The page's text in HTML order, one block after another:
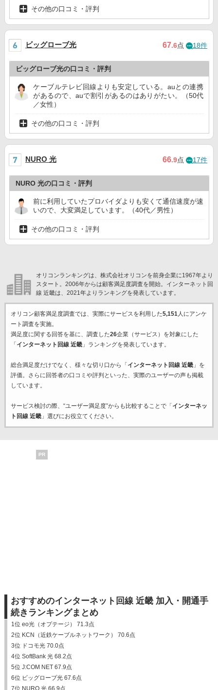
その他の口コミ・評判
ビッグローブ光 67.6点 18件
ビッグローブ光の口コミ・評判
ケーブルテレビ回線よりも安定している。auとの連携
があるので、auで割引があるのはありがたい。（50代
／女性）
その他の口コミ・評判
NURO 光 66.9点 17件
NURO 光の口コミ・評判
前に利用していたプロバイダよりも安くて通信速度が速
いので、大変満足しています。（40代／男性）
その他の口コミ・評判
オリコンランキングは、株式会社オリコンを前身企業に1967年より
スタート。2006年からは顧客満足度調査を開始。インターネット回
線 近畿は、2021年よりランキングを発表しています。
オリコン顧客満足度調査では、実際にサービスを利用した5,151人にアンケ
ート調査を実施。
満足度に関する回答を基に、調査した26企業（サービス）を対象にした
「インターネット回線 近畿」ランキングを発表しています。
総合満足度だけでなく、様々な切り口から「インターネット回線 近畿」を
評価。さらに回答者の口コミや評判といった、実際のユーザーの声も掲載
しています。
サービス検討の際、“ユーザー満足度”からも比較することで「インターネッ
ト回線 近畿」選びにお役立てください。
PR
おすすめのインターネット回線 近畿 加入・開通手
続きランキングまとめ
1位 eo光（オプテージ） 71.3点
2位 KCN（近鉄ケーブルネットワーク） 70.6点
3位 ドコモ光 70.0点
4位 SoftBank 光 68.2点
5位 J:COM NET 67.9点
6位 ビッグローブ光 67.6点
7位 NURO 光 66.9点